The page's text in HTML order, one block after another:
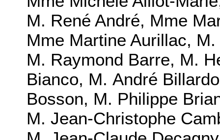
M. René André, Mme
Mme Martine Aurillac, M.
M. Raymond Barre, M.
Bianco, M. André
Bosson, M. Philippe
M. Jean-Christophe